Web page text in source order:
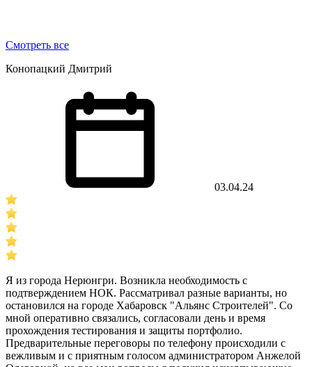
Смотреть все
Конопацкий Дмитрий
03.04.24
Я из города Нерюнгри. Возникла необходимость с
подтверждением НОК. Рассматривал разные варианты, но
остановился на городе Хабаровск "Альянс Строителей". Со
мной оперативно связались, согласовали день и время
прохождения тестирования и защиты портфолио.
Предварительные переговоры по телефону происходили с
вежливым и с приятным голосом администратором Анжелой